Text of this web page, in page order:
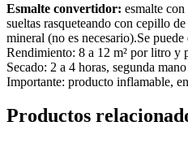
Esmalte convertidor: esmalte
sueltas rasqueteando con cepillo
mineral (no es necesario).Se
Rendimiento: 8 a 12 m² por litro y
Secado: 2 a 4 horas, segunda
Importante: producto inflamable,
Productos